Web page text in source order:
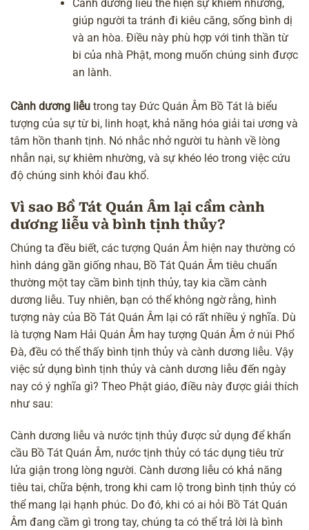
Cành dương liễu thể hiện sự khiêm nhường,
giúp người ta tránh đi kiêu căng, sống bình dị
và an hòa. Điều này phù hợp với tinh thần từ
bi của nhà Phật, mong muốn chúng sinh được
an lành.
Cành dương liễu trong tay Đức Quán Âm Bồ Tát là biểu
tượng của sự từ bi, linh hoạt, khả năng hóa giải tai ương và
tâm hồn thanh tịnh. Nó nhắc nhở người tu hành về lòng
nhẫn nại, sự khiêm nhường, và sự khéo léo trong việc cứu
độ chúng sinh khỏi đau khổ.
Vì sao Bồ Tát Quán Âm lại cầm cành
dương liễu và bình tịnh thủy?
Chúng ta đều biết, các tượng Quán Âm hiện nay thường có
hình dáng gần giống nhau, Bồ Tát Quán Âm tiêu chuẩn
thường một tay cầm bình tịnh thủy, tay kia cầm cành
dương liễu. Tuy nhiên, bạn có thể không ngờ rằng, hình
tượng này của Bồ Tát Quán Âm lại có rất nhiều ý nghĩa. Dù
là tượng Nam Hải Quán Âm hay tượng Quán Âm ở núi Phổ
Đà, đều có thể thấy bình tịnh thủy và cành dương liễu. Vậy
việc sử dụng bình tịnh thủy và cành dương liễu đến ngày
nay có ý nghĩa gì? Theo Phật giáo, điều này được giải thích
như sau:
Cành dương liễu và nước tịnh thủy được sử dụng để khẩn
cầu Bồ Tát Quán Âm, nước tịnh thủy có tác dụng tiêu trừ
lửa giận trong lòng người. Cành dương liễu có khả năng
tiêu tai, chữa bệnh, trong khi cam lộ trong bình tịnh thủy có
thể mang lại hạnh phúc. Do đó, khi có ai hỏi Bồ Tát Quán
Âm đang cầm gì trong tay, chúng ta có thể trả lời là bình